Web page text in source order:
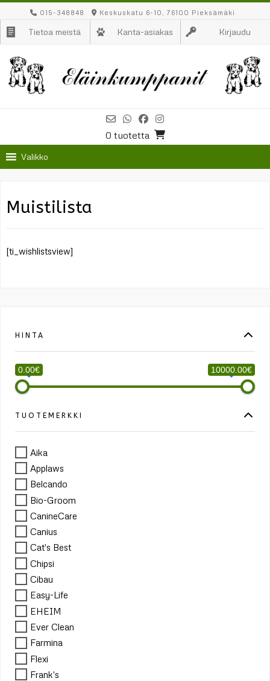
to
content
015-348848 Keskuskatu 6-10, 76100 Pieksämäki
Tietoa meistä Kanta-asiakas Kirjaudu
0 tuotetta
Valikko
Muistilista
[ti_wishlistsview]
HINTA
0.00€ 10000.00€
TUOTEMERKKI
Aika
Applaws
Belcando
Bio-Groom
CanineCare
Canius
Cat's Best
Chipsi
Cibau
Easy-Life
EHEIM
Ever Clean
Farmina
Flexi
Frank's